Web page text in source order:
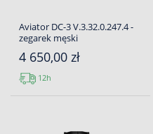
Aviator DC-3 V.3.32.0.247.4 -
zegarek męski
4 650,00 zł
12h